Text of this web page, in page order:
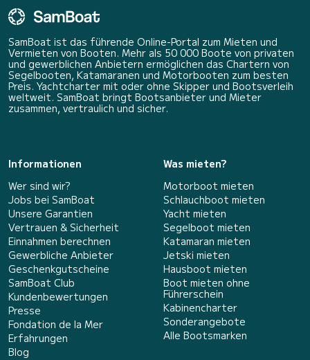
SamBoat ist das führende Online-Portal zum Mieten und
Vermieten von Booten. Mehr als 50 000 Boote von privaten
und gewerblichen Anbietern ermöglichen das Chartern von
Segelbooten, Katamaranen und Motorbooten zum besten
Preis. Yachtcharter mit oder ohne Skipper und Bootsverleih
weltweit. SamBoat bringt Bootsanbieter und Mieter
zusammen, vertraulich und sicher.
Informationen
Wer sind wir?
Jobs bei SamBoat
Unsere Garantien
Vertrauen & Sicherheit
Einnahmen berechnen
Gewerbliche Anbieter
Geschenkgutscheine
SamBoat Club
Kundenbewertungen
Presse
Fondation de la Mer
Erfahrungen
Blog
Was mieten?
Motorboot mieten
Schlauchboot mieten
Yacht mieten
Segelboot mieten
Katamaran mieten
Jetski mieten
Hausboot mieten
Boot mieten ohne
Führerschein
Kabinencharter
Sonderangebote
Alle Bootsmarken